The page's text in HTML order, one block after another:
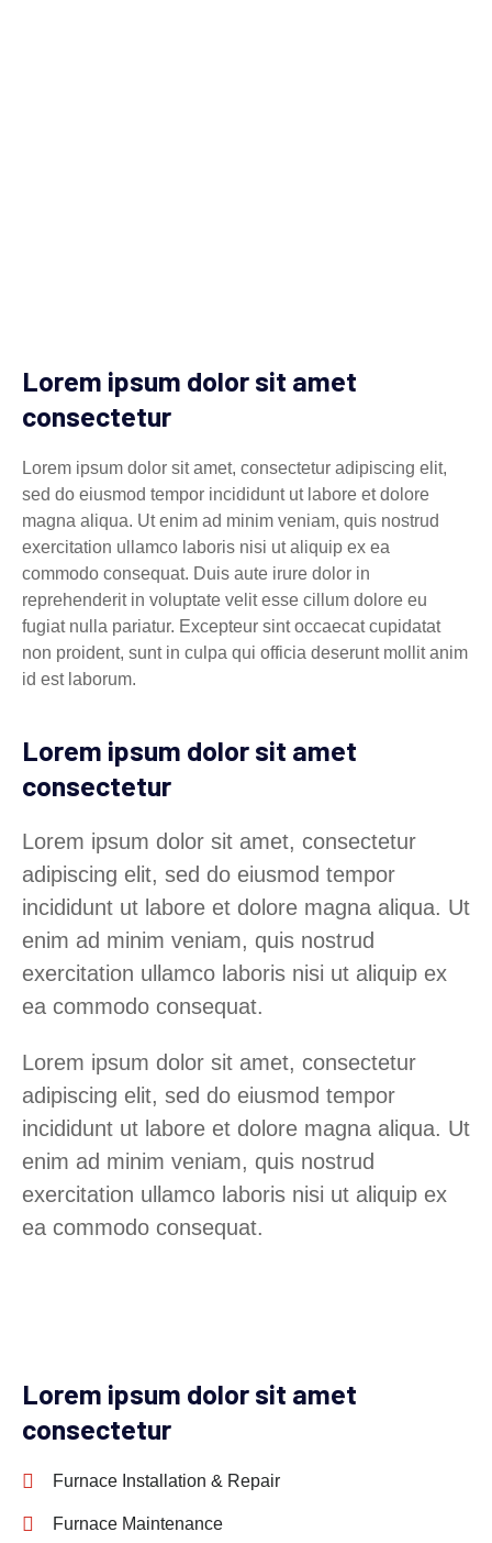
Lorem ipsum dolor sit amet
consectetur
Lorem ipsum dolor sit amet, consectetur adipiscing elit,
sed do eiusmod tempor incididunt ut labore et dolore
magna aliqua. Ut enim ad minim veniam, quis nostrud
exercitation ullamco laboris nisi ut aliquip ex ea
commodo consequat. Duis aute irure dolor in
reprehenderit in voluptate velit esse cillum dolore eu
fugiat nulla pariatur. Excepteur sint occaecat cupidatat
non proident, sunt in culpa qui officia deserunt mollit anim
id est laborum.
Lorem ipsum dolor sit amet
consectetur
Lorem ipsum dolor sit amet, consectetur
adipiscing elit, sed do eiusmod tempor
incididunt ut labore et dolore magna aliqua. Ut
enim ad minim veniam, quis nostrud
exercitation ullamco laboris nisi ut aliquip ex
ea commodo consequat.
Lorem ipsum dolor sit amet, consectetur
adipiscing elit, sed do eiusmod tempor
incididunt ut labore et dolore magna aliqua. Ut
enim ad minim veniam, quis nostrud
exercitation ullamco laboris nisi ut aliquip ex
ea commodo consequat.
Lorem ipsum dolor sit amet
consectetur
Furnace Installation & Repair
Furnace Maintenance